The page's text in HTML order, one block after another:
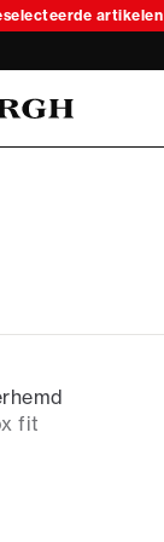
artikelen
fit